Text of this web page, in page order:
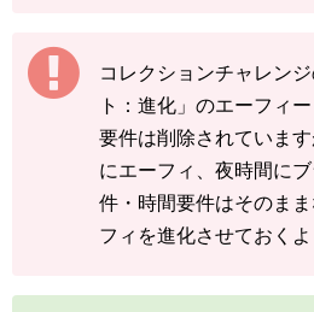
コレクションチャレン
ト：進化」のエーフィ
要件は削除されていま
にエーフィ、夜時間に
件・時間要件はそのま
フィを進化させておく